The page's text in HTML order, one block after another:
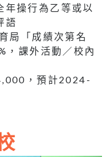
年操行為乙等或以
語
局「成績次第名
，課外活動／校內
，預計2024-